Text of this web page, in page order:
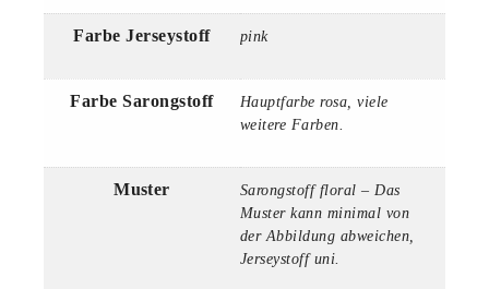
Farbe Jerseystoff pink
Farbe Sarongstoff
Hauptfarbe rosa, viele
weitere Farben.
Muster
Sarongstoff floral – Das
Muster kann minimal von
der Abbildung abweichen,
Jerseystoff uni.